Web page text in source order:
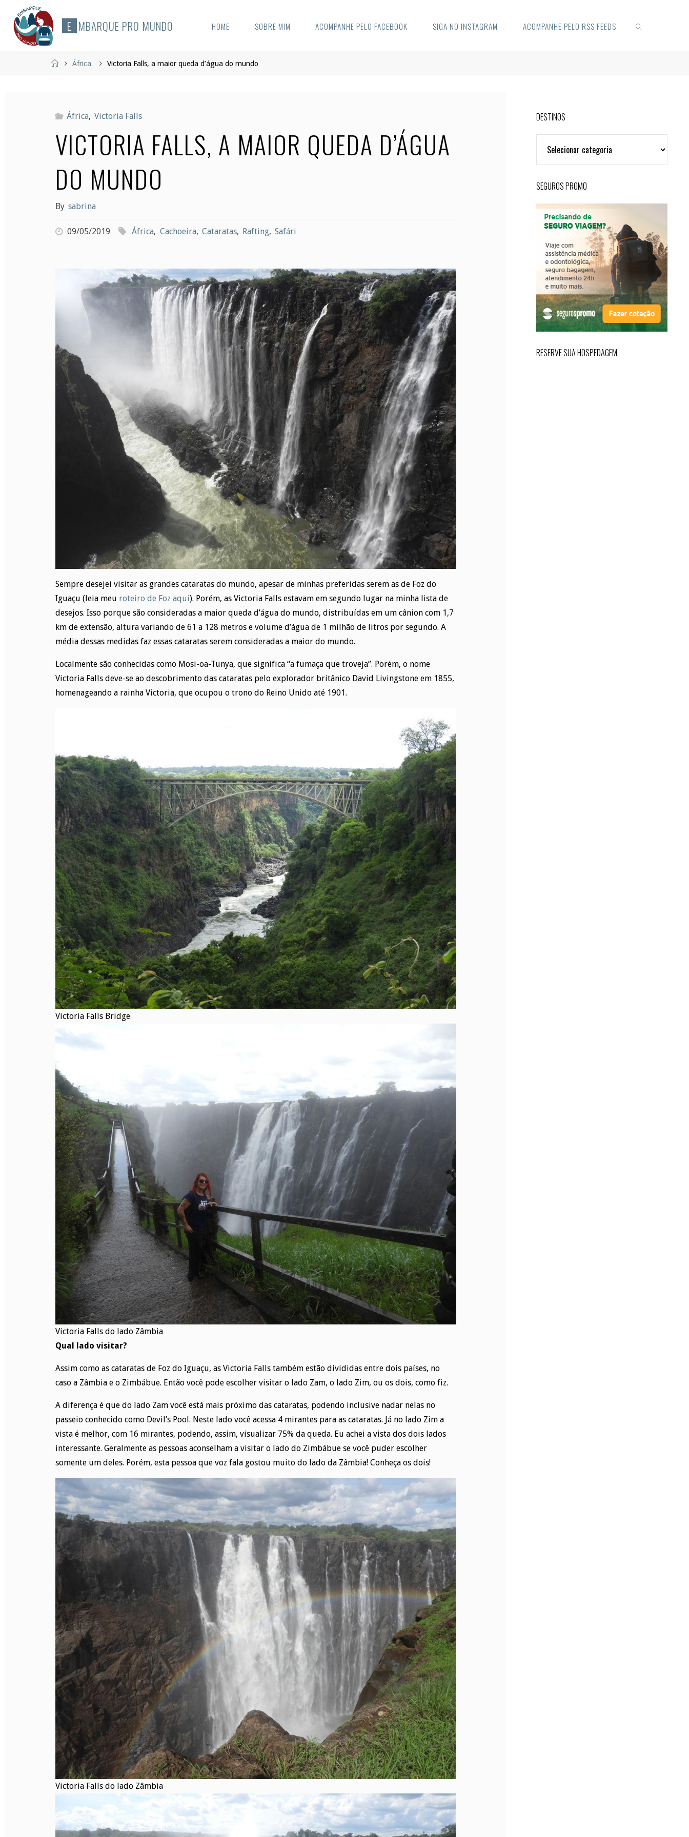
content
E MBARQUE PRO MUNDO HOME SOBRE MIM ACOMPANHE PELO FACEBOOK SIGA NO INSTAGRAM ACOMPANHE PELO RSS FEEDS
HomeÁfrica Victoria Falls, a maior queda d’água do mundo
África, Victoria Falls
VICTORIA FALLS, A MAIOR QUEDA D’ÁGUA
DO MUNDO
By sabrina
09/05/2019 África, Cachoeira, Cataratas, Rafting, Safári
Sempre desejei visitar as grandes cataratas do mundo, apesar de minhas preferidas serem as de Foz do
Iguaçu (leia meu roteiro de Foz aqui). Porém, as Victoria Falls estavam em segundo lugar na minha lista de
desejos. Isso porque são consideradas a maior queda d’água do mundo, distribuídas em um cânion com 1,7
km de extensão, altura variando de 61 a 128 metros e volume d’água de 1 milhão de litros por segundo. A
média dessas medidas faz essas cataratas serem consideradas a maior do mundo.
Localmente são conhecidas como Mosi-oa-Tunya, que significa “a fumaça que troveja”. Porém, o nome
Victoria Falls deve-se ao descobrimento das cataratas pelo explorador britânico David Livingstone em 1855,
homenageando a rainha Victoria, que ocupou o trono do Reino Unido até 1901.
Victoria Falls Bridge
Victoria Falls do lado Zâmbia
Qual lado visitar?
Assim como as cataratas de Foz do Iguaçu, as Victoria Falls também estão divididas entre dois países, no
caso a Zâmbia e o Zimbábue. Então você pode escolher visitar o lado Zam, o lado Zim, ou os dois, como fiz.
A diferença é que do lado Zam você está mais próximo das cataratas, podendo inclusive nadar nelas no
passeio conhecido como Devil’s Pool. Neste lado você acessa 4 mirantes para as cataratas. Já no lado Zim a
vista é melhor, com 16 mirantes, podendo, assim, visualizar 75% da queda. Eu achei a vista dos dois lados
interessante. Geralmente as pessoas aconselham a visitar o lado do Zimbábue se você puder escolher
somente um deles. Porém, esta pessoa que voz fala gostou muito do lado da Zâmbia! Conheça os dois!
Victoria Falls do lado Zâmbia
DESTINOS
SEGUROS PROMO
RESERVE SUA HOSPEDAGEM